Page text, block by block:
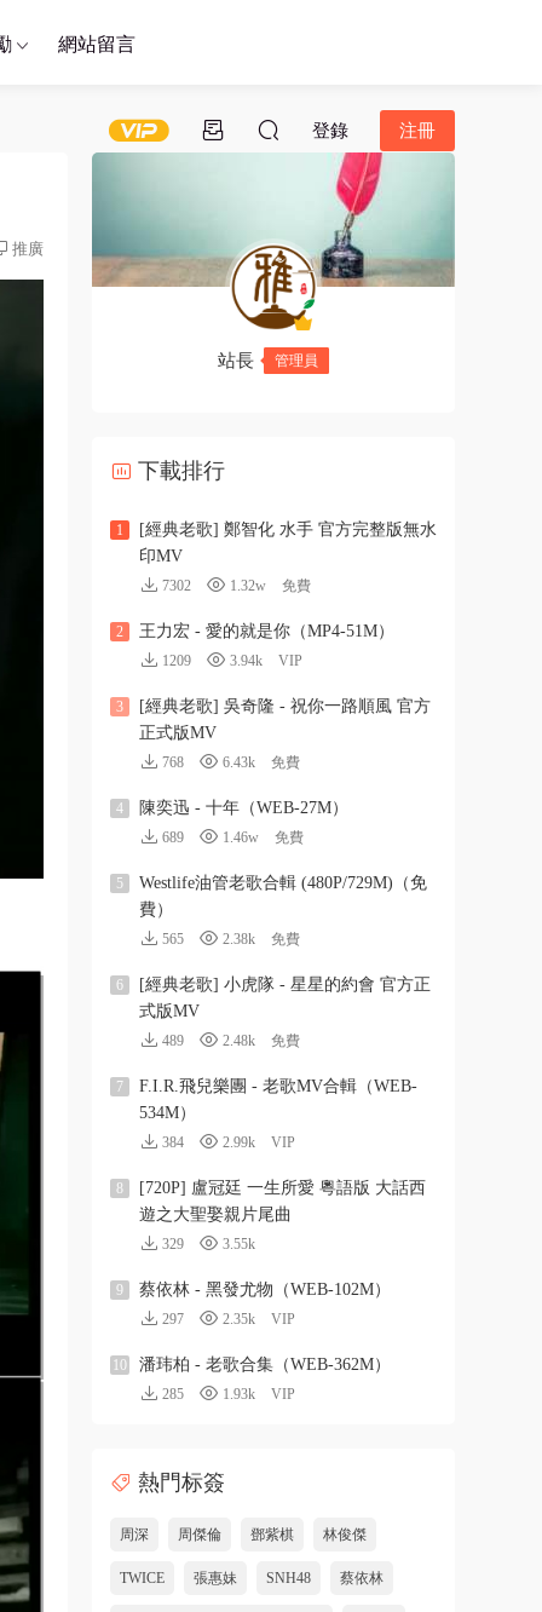
網站留言
登錄 注冊
推廣
站長 管理員
下載排行
1
[經典老歌] 鄭智化 水手 官方完整版無水
印MV
7302 1.32w 免費
2 王力宏 - 愛的就是你（MP4-51M）
1209 3.94k VIP
3
[經典老歌] 吳奇隆 - 祝你一路順風 官方
正式版MV
768 6.43k 免費
4 陳奕迅 - 十年（WEB-27M）
689 1.46w 免費
5
Westlife油管老歌合輯 (480P/729M)（免
費）
565 2.38k 免費
6
[經典老歌] 小虎隊 - 星星的約會 官方正
式版MV
489 2.48k 免費
7
F.I.R.飛兒樂團 - 老歌MV合輯（WEB-
534M）
384 2.99k VIP
8
[720P] 盧冠廷 一生所愛 粵語版 大話西
遊之大聖娶親片尾曲
329 3.55k
9 蔡依林 - 黑發尤物（WEB-102M）
297 2.35k VIP
10 潘玮柏 - 老歌合集（WEB-362M）
285 1.93k VIP
熱門标簽
周深 周傑倫 鄧紫棋 林俊傑
TWICE 張惠妹 SNH48 蔡依林